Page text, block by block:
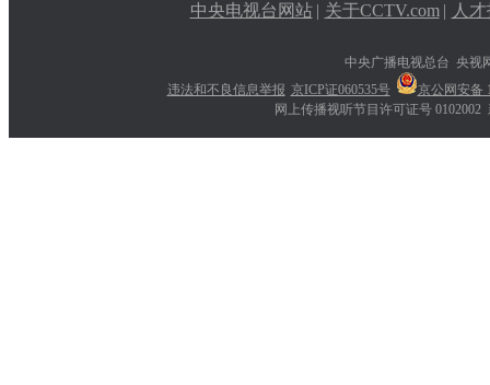
中央电视台网站 | 关于CCTV.com | 人
中央广播电视总台 央视
违法和不良信息举报 京ICP证060535号
京公网安备
网上传播视听节目许可证号 0102002